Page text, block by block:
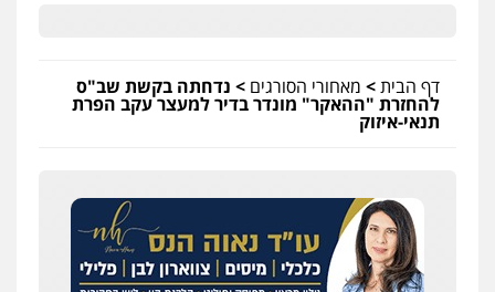
דף הבית> מאחורי הסורגים > נדחתה בקשת שב"ס
להחזרת "ההאקר" מונדר בדיר למעצר עקב הפרת
תנאי-איזוק